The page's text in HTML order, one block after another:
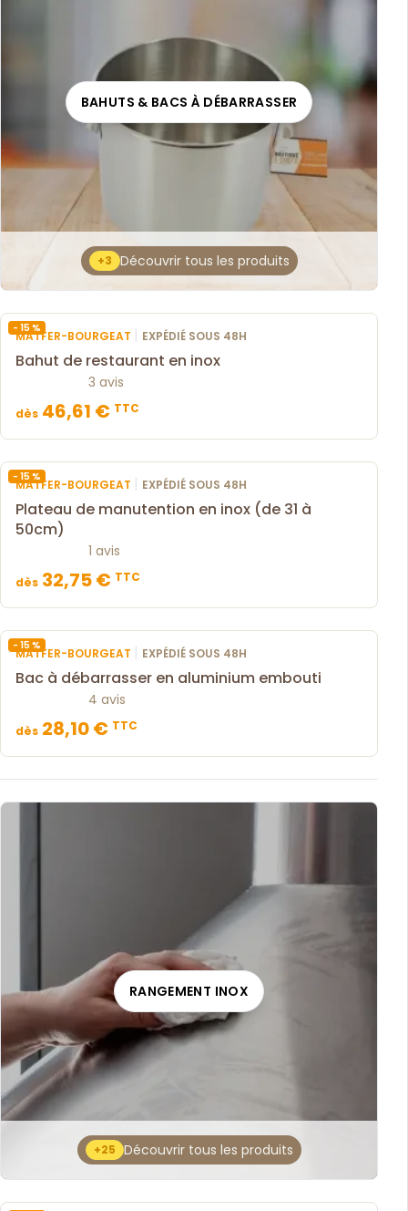
BAHUTS & BACS À DÉBARRASSER
+3 Découvrir tous les produits
- 15 %
MATFER-BOURGEAT | EXPÉDIÉ SOUS 48H
Bahut de restaurant en inox
3 avis
dès 46,61 € TTC
- 15 %
MATFER-BOURGEAT | EXPÉDIÉ SOUS 48H
Plateau de manutention en inox (de 31 à
50cm)
1 avis
dès 32,75 € TTC
- 15 %
MATFER-BOURGEAT | EXPÉDIÉ SOUS 48H
Bac à débarrasser en aluminium embouti
4 avis
dès 28,10 € TTC
RANGEMENT INOX
+25 Découvrir tous les produits